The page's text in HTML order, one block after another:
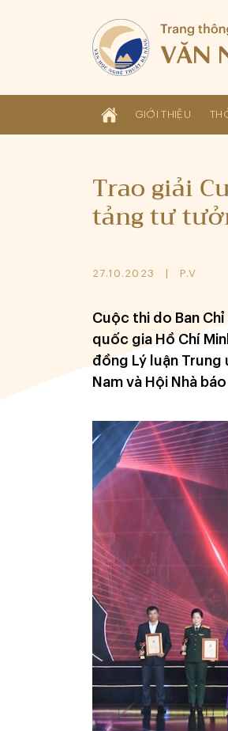
GIỚI THIỆU
Trao giải
tảng tư
27.10.2023 P.V
Cuộc thi do Ban
quốc gia Hồ Chí
đồng Lý luận Trung
Nam và Hội Nhà